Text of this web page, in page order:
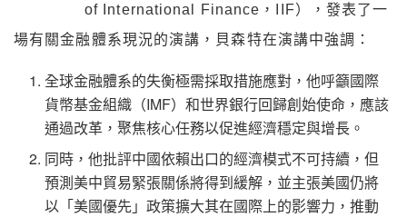
of International Finance，IIF），發表了一
場有關金融體系現況的演講，貝森特在演講中強調：
全球金融體系的失衡極需採取措施應對，他呼籲國際
貨幣基金組織（IMF）和世界銀行回歸創始使命，應該
通過改革，聚焦核心任務以促進經濟穩定與增長。
同時，他批評中國依賴出口的經濟模式不可持續，但
預測美中貿易緊張關係將得到緩解，並主張美國仍將
以「美國優先」政策擴大其在國際上的影響力，推動